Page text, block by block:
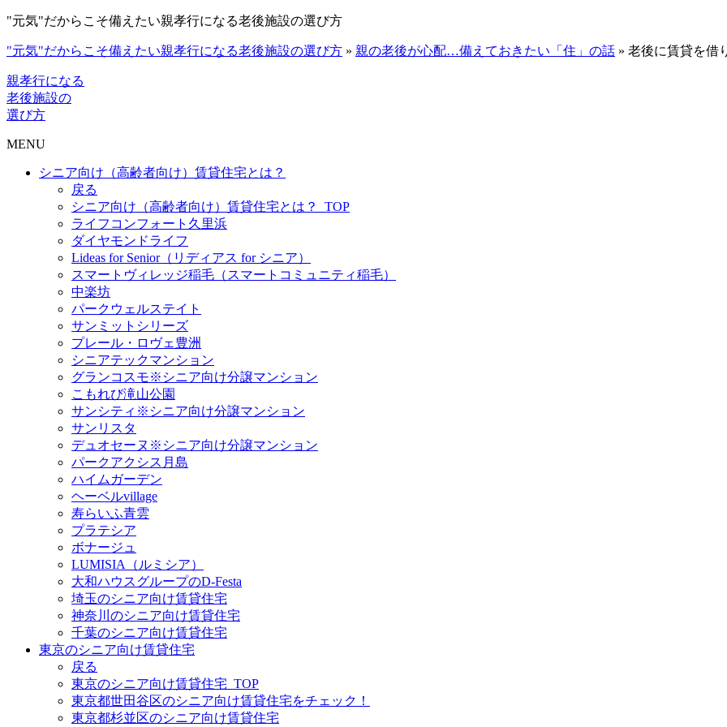
"元気"だからこそ備えたい親孝行になる老後施設の選び方
"元気"だからこそ備えたい親孝行になる老後施設の選び方 » 親の老後が心配…備えておきたい「住」の話 » 老後に賃貸を借
親孝行になる
老後施設の
選び方
MENU
シニア向け（高齢者向け）賃貸住宅とは？
戻る
シニア向け（高齢者向け）賃貸住宅とは？_TOP
ライフコンフォート久里浜
ダイヤモンドライフ
Lideas for Senior（リディアス for シニア）
スマートヴィレッジ稲毛（スマートコミュニティ稲毛）
中楽坊
パークウェルステイト
サンミットシリーズ
プレール・ロヴェ豊洲
シニアテックマンション
グランコスモ※シニア向け分譲マンション
こもれび滝山公園
サンシティ※シニア向け分譲マンション
サンリスタ
デュオセーヌ※シニア向け分譲マンション
パークアクシス月島
ハイムガーデン
ヘーベルvillage
寿らいふ青雲
プラテシア
ボナージュ
LUMISIA（ルミシア）
大和ハウスグループのD-Festa
埼玉のシニア向け賃貸住宅
神奈川のシニア向け賃貸住宅
千葉のシニア向け賃貸住宅
東京のシニア向け賃貸住宅
戻る
東京のシニア向け賃貸住宅_TOP
東京都世田谷区のシニア向け賃貸住宅をチェック！
東京都杉並区のシニア向け賃貸住宅